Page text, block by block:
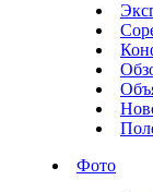
Фото